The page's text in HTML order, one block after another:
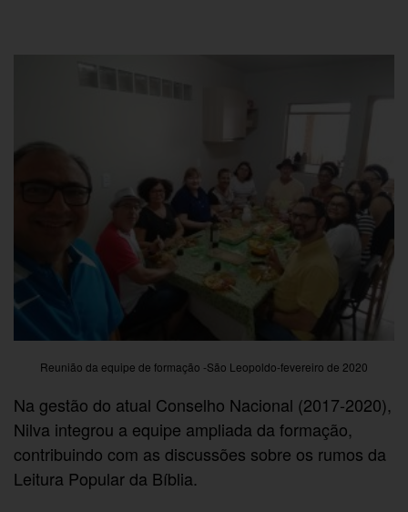
Reunião da equipe de formação -São Leopoldo-fevereiro de 2020
Na gestão do atual Conselho Nacional (2017-2020),
Nilva integrou a equipe ampliada da formação,
contribuindo com as discussões sobre os rumos da
Leitura Popular da Bíblia.